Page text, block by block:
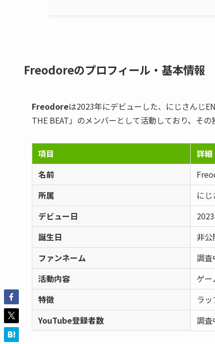
Freodoreのプロフィール・基本情報
Freodoreは2023年にデビューした、にじさんじ
THE BEAT」のメンバーとして活動しており、そ
項目
詳細
名前
所属
に
デビュー日
誕生日
非公
ファンネーム
調査
活動内容
ゲ
特徴
ラ
YouTube登録者数
調査